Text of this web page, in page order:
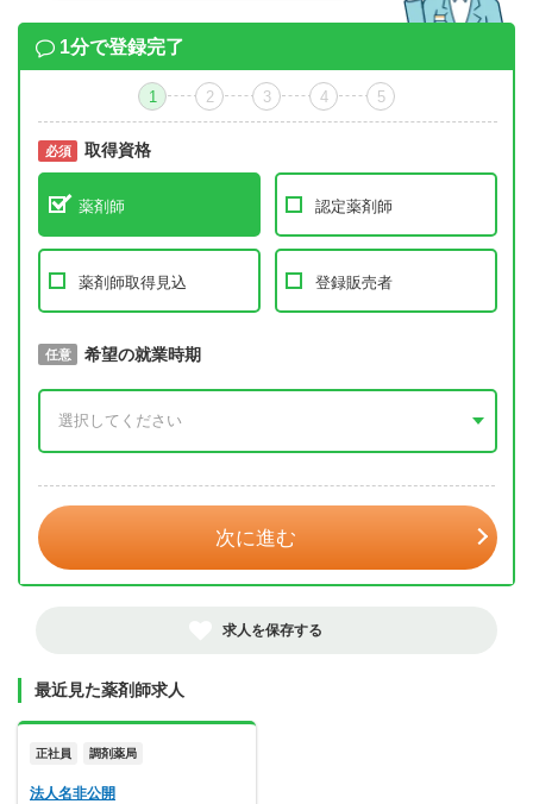
1分で登録完了
1 2 3 4 5
必須 取得資格
薬剤師 認定薬剤師
薬剤師取得見込 登録販売者
必須 取得予定年
任意 希望の就業時期
次に進む
求人を保存する
最近見た薬剤師求人
正社員 調剤薬局
法人名非公開